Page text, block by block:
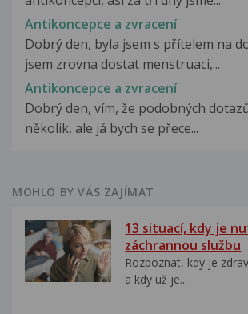
Antikoncepce a zvracení
Dobrý den, byla jsem s přítelem na
jsem zrovna dostat menstruaci,...
Antikoncepce a zvracení
Dobrý den, vím, že podobných
několik, ale já bych se přece...
MOHLO BY VÁS ZAJÍMAT
13 situací, kdy je
záchrannou službu
Rozpoznat, kdy je
a kdy už je...